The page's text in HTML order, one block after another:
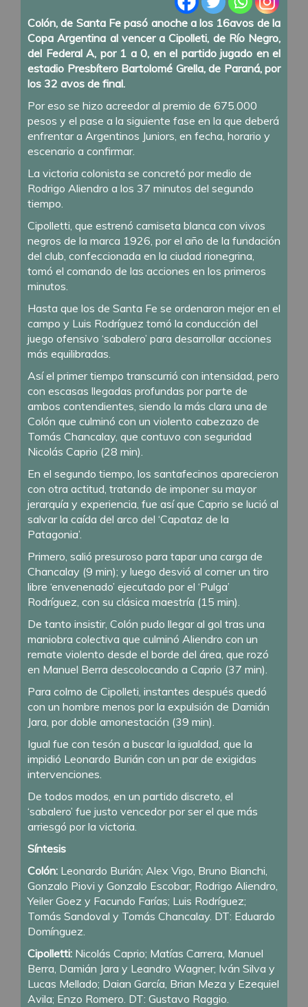
Colón, de Santa Fe pasó anoche a los 16avos de la
Copa Argentina al vencer a Cipolleti, de Río Negro,
del Federal A, por 1 a 0, en el partido jugado en el
estadio Presbítero Bartolomé Grella, de Paraná, por
los 32 avos de final.
Por eso se hizo acreedor al premio de 675.000
pesos y el pase a la siguiente fase en la que deberá
enfrentar a Argentinos Juniors, en fecha, horario y
escenario a confirmar.
La victoria colonista se concretó por medio de
Rodrigo Aliendro a los 37 minutos del segundo
tiempo.
Cipolletti, que estrenó camiseta blanca con vivos
negros de la marca 1926, por el año de la fundación
del club, confeccionada en la ciudad rionegrina,
tomó el comando de las acciones en los primeros
minutos.
Hasta que los de Santa Fe se ordenaron mejor en el
campo y Luis Rodríguez tomó la conducción del
juego ofensivo ‘sabalero’ para desarrollar acciones
más equilibradas.
Así el primer tiempo transcurrió con intensidad, pero
con escasas llegadas profundas por parte de
ambos contendientes, siendo la más clara una de
Colón que culminó con un violento cabezazo de
Tomás Chancalay, que contuvo con seguridad
Nicolás Caprio (28 min).
En el segundo tiempo, los santafecinos aparecieron
con otra actitud, tratando de imponer su mayor
jerarquía y experiencia, fue así que Caprio se lució al
salvar la caída del arco del ‘Capataz de la
Patagonia’.
Primero, salió presuroso para tapar una carga de
Chancalay (9 min); y luego desvió al corner un tiro
libre ‘envenenado’ ejecutado por el ‘Pulga’
Rodríguez, con su clásica maestría (15 min).
De tanto insistir, Colón pudo llegar al gol tras una
maniobra colectiva que culminó Aliendro con un
remate violento desde el borde del área, que rozó
en Manuel Berra descolocando a Caprio (37 min).
Para colmo de Cipolleti, instantes después quedó
con un hombre menos por la expulsión de Damián
Jara, por doble amonestación (39 min).
Igual fue con tesón a buscar la igualdad, que la
impidió Leonardo Burián con un par de exigidas
intervenciones.
De todos modos, en un partido discreto, el
‘sabalero’ fue justo vencedor por ser el que más
arriesgó por la victoria.
Síntesis
Colón: Leonardo Burián; Alex Vigo, Bruno Bianchi,
Gonzalo Piovi y Gonzalo Escobar; Rodrigo Aliendro,
Yeiler Goez y Facundo Farías; Luis Rodríguez;
Tomás Sandoval y Tomás Chancalay. DT: Eduardo
Domínguez.
Cipolletti: Nicolás Caprio; Matías Carrera, Manuel
Berra, Damián Jara y Leandro Wagner; Iván Silva y
Lucas Mellado; Daian García, Brian Meza y Ezequiel
Avila; Enzo Romero. DT: Gustavo Raggio.